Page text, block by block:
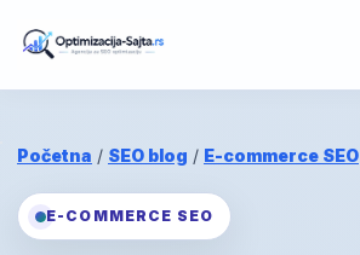
Početna / SEO blog / E-commerce SEO
E-COMMERCE SEO